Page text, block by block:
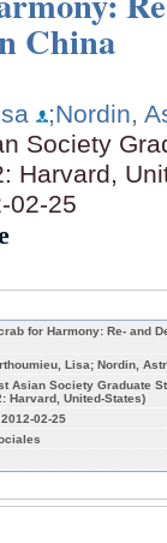
China
;Nordin,
Society
Harvard,
02-25
for Harmony: Re- and
Lisa; Nordin,
Asian Society Graduate
Harvard, United-States)
02-25